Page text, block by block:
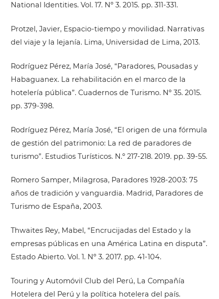
National Identities. Vol. 17. Nº 3. 2015. pp. 311-331.
Protzel, Javier, Espacio-tiempo y movilidad. Narrativas
del viaje y la lejanía. Lima, Universidad de Lima, 2013.
Rodríguez Pérez, María José, “Paradores, Pousadas y
Habaguanex. La rehabilitación en el marco de la
hotelería pública”. Cuadernos de Turismo. Nº 35. 2015.
pp. 379-398.
Rodríguez Pérez, María José, “El origen de una fórmula
de gestión del patrimonio: La red de paradores de
turismo”. Estudios Turísticos. N.º 217-218. 2019. pp. 39-55.
Romero Samper, Milagrosa, Paradores 1928-2003: 75
años de tradición y vanguardia. Madrid, Paradores de
Turismo de España, 2003.
Thwaites Rey, Mabel, “Encrucijadas del Estado y la
empresas públicas en una América Latina en disputa”.
Estado Abierto. Vol. 1. Nº 3. 2017. pp. 41-104.
Touring y Automóvil Club del Perú, La Compañía
Hotelera del Perú y la política hotelera del país.